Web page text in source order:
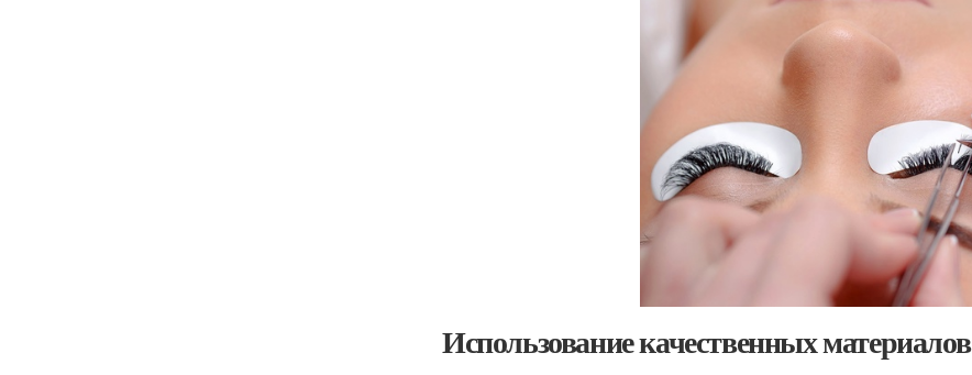
Использование качественных материалов